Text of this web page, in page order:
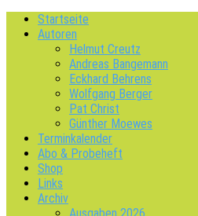
Startseite
Autoren
Helmut Creutz
Andreas Bangemann
Eckhard Behrens
Wolfgang Berger
Pat Christ
Günther Moewes
Terminkalender
Abo & Probeheft
Shop
Links
Archiv